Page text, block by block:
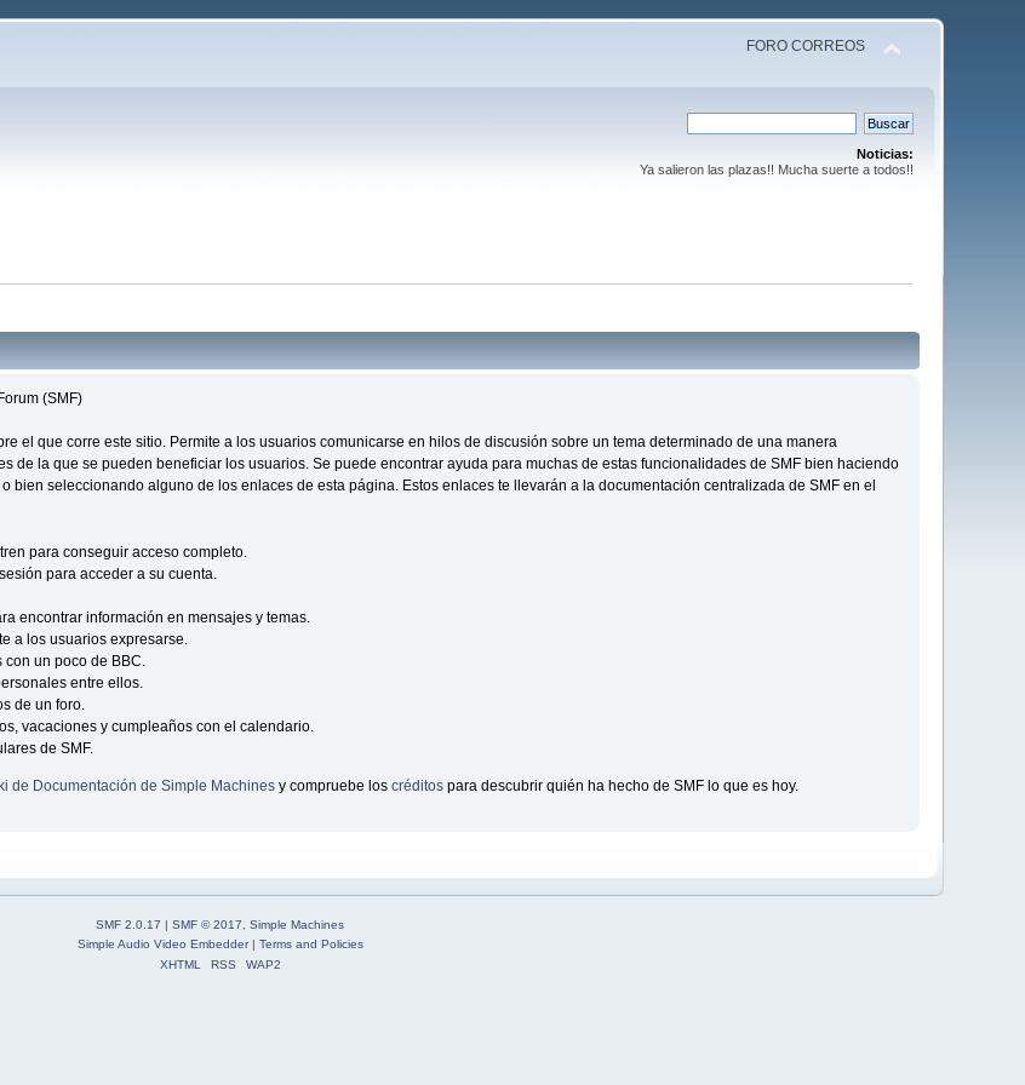
FORO CORREOS
Noticias:
Ya salieron las plazas!! Mucha suerte a todos!!
(SMF)
el que corre este sitio. Permite a los usuarios comunicarse en hilos de discusión sobre un tema determinado de una manera
de la que se pueden beneficiar los usuarios. Se puede encontrar ayuda para muchas de estas funcionalidades de SMF bien haciendo
seleccionando alguno de los enlaces de esta página. Estos enlaces te llevarán a la documentación centralizada de SMF en el
para conseguir acceso completo.
para acceder a su cuenta.
encontrar información en mensajes y temas.
a los usuarios expresarse.
un poco de BBC.
entre ellos.
de un foro.
vacaciones y cumpleaños con el calendario.
de SMF.
de Documentación de Simple Machinesy compruebe los créditospara descubrir quién ha hecho de SMF lo que es hoy.
SMF 2.0.17 | SMF © 2017, Simple Machines
Simple Audio Video Embedder| Terms and Policies
XHTML
RSS WAP2